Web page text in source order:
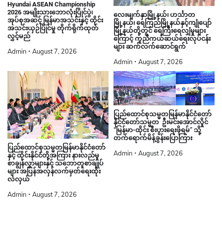
Hyundai ASEAN Championship
2026 အမျိုးသားဘောလုံးပြိုင်ပွဲ၊
အုပ်စုအဆင့် မြန်မာအသင်းနှင့် ထိုင်း
အသင်းယှဉ်ပြိုင်မှု တိုက်ရိုက်ထုတ်
လွှင့်မည်
Admin August 7, 2026
လေးမျက်နှာမြို့နယ်၊ ဟင်္သာတ
မြို့နယ်၊ ရေကြည်မြို့နယ်နှင့်ကျုံပျော်
မြို့နယ်တို့တွင် ရေကြီးရေလျှံမှုများ
ကြောင့် ကူညီကယ်ဆယ်ရေးလုပ်ငန်း
များ ဆက်လက်ဆောင်ရွက်
Admin August 7, 2026
ပြည်ထောင်စုသမ္မတမြန်မာနိုင်ငံတော်
နှင့် ထိုင်းနိုင်ငံတို့အကြား နားလည်မှု
စာချွန်လွှာများနှင့် သဘောတူစာချုပ်
များ အပြန်အလှန်လက်မှတ်ရေးထိုး
လဲလှယ်
Admin August 7, 2026
ပြည်ထောင်စုသမ္မတမြန်မာနိုင်ငံတော်
နိုင်ငံတော်သမ္မတ ဦးမင်းအောင်လှိုင်
“မြန်မာ-ထိုင်း စီးပွားရေးဖိုရမ်” သို့
တက်ရောက်မိန့်ခွန်းပြောကြား
Admin August 7, 2026